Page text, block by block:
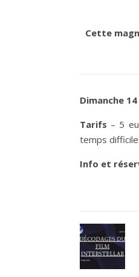
Cette
Dimanche
Tarifs – 5
temps
Info et